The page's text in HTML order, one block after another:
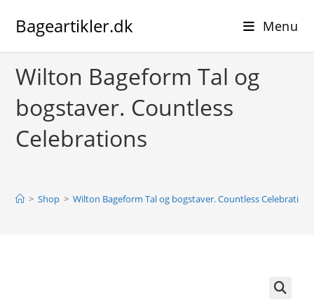
Bageartikler.dk Menu
Wilton Bageform Tal og
bogstaver. Countless
Celebrations
> Shop > Wilton Bageform Tal og bogstaver. Countless Celebrations